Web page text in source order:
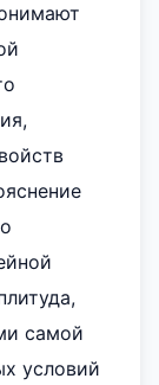
самой
условий